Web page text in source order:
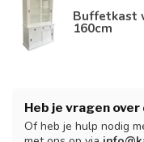
Buffetkast
160cm
Heb je vragen
Of heb je hulp nodig